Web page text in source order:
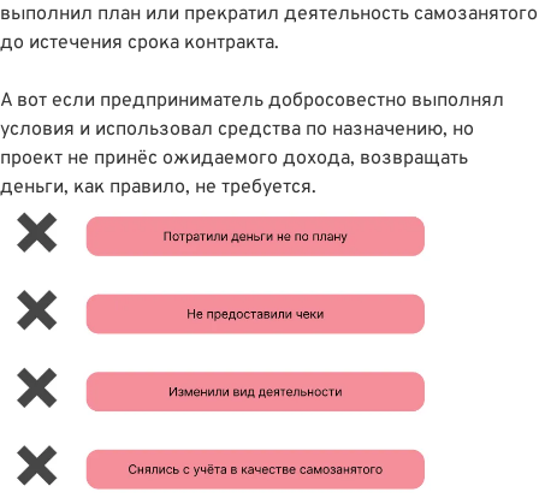
выполнил план или прекратил деятельность самозанятого
до истечения срока контракта.
А вот если предприниматель добросовестно выполнял
условия и использовал средства по назначению, но
проект не принёс ожидаемого дохода, возвращать
деньги, как правило, не требуется.